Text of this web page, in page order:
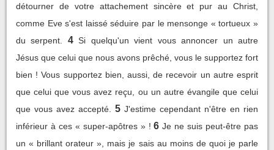
détourner de votre attachement sincère et pur au Christ,
comme Eve s'est laissé séduire par le mensonge « tortueux »
du serpent.
4 Si quelqu'un vient vous annoncer un autre
Jésus que celui que nous avons prêché, vous le supportez fort
bien ! Vous supportez bien, aussi, de recevoir un autre esprit
que celui que vous avez reçu, ou un autre évangile que celui
que vous avez accepté.
5 J'estime cependant n'être en rien
inférieur à ces « super-apôtres » ! 6 Je ne suis peut-être pas
un « brillant orateur », mais je sais au moins de quoi je parle